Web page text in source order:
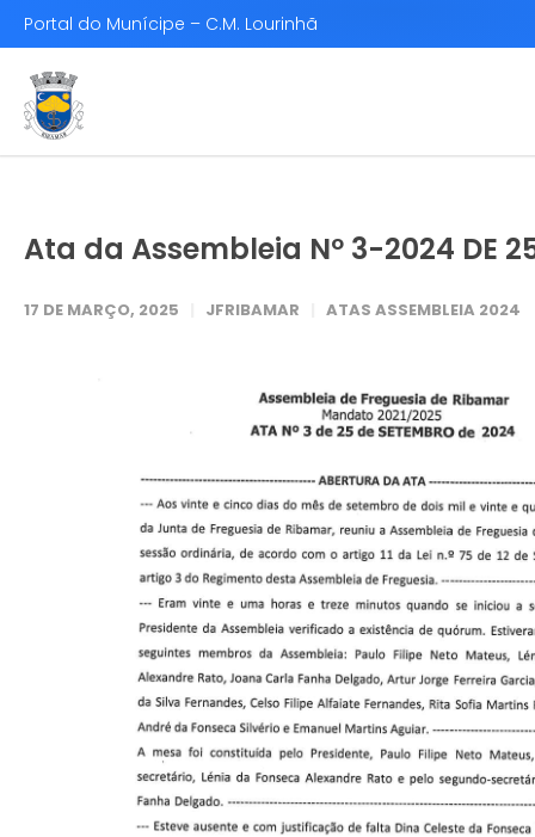
Portal do Munícipe – C.M. Lourinhã
Ata da Assembleia Nº 3-2024 DE 25
17 DE MARÇO, 2025 JFRIBAMAR ATAS ASSEMBLEIA 2024